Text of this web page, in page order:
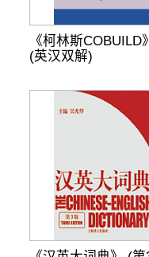
《柯林斯COBUILD》
(英汉双解)